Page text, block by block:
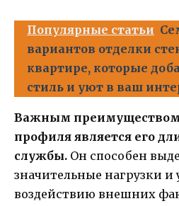
Популярные статьи
вариантов отделки
квартире, которые
стиль и уют в ваш
Важным преимуществом
профиля является его
службы. Он способен
значительные нагрузки и
воздействию внешних